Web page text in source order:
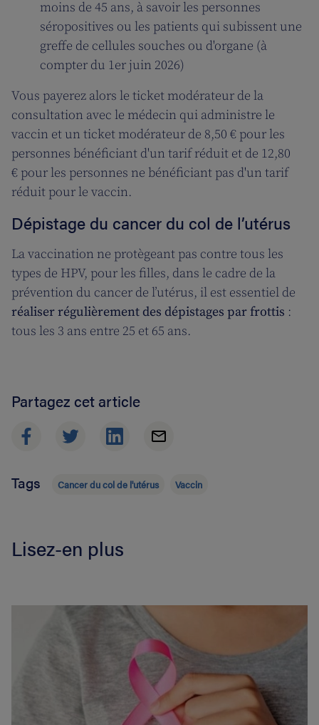
moins de 45 ans, à savoir les personnes
séropositives ou les patients qui subissent une
greffe de cellules souches ou d'organe (à
compter du 1er juin 2026)
Vous payerez alors le ticket modérateur de la
consultation avec le médecin qui administre le
vaccin et un ticket modérateur de 8,50 € pour les
personnes bénéficiant d'un tarif réduit et de 12,80
€ pour les personnes ne bénéficiant pas d'un tarif
réduit pour le vaccin.
Dépistage du cancer du col de l’utérus
La vaccination ne protègeant pas contre tous les
types de HPV, pour les filles, dans le cadre de la
prévention du cancer de l’utérus, il est essentiel de
réaliser régulièrement des dépistages par frottis :
tous les 3 ans entre 25 et 65 ans.
Partagez cet article
Tags Cancer du col de l'utérus Vaccin
Lisez-en plus